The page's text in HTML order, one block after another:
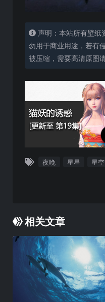
声明：本站所有壁纸
勿用于商业用途，若有
被压缩，需要高清原图请
夜晚 星星 星空
相关文章